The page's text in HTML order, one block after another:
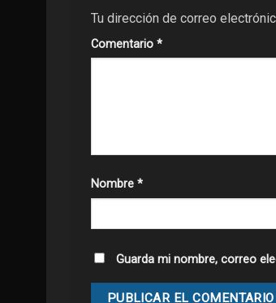
Tu dirección de correo
Comentario *
Nombre *
Guarda mi nombre, correo